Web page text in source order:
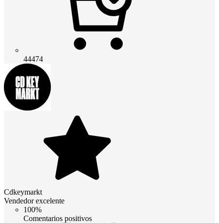
44474
Cdkeymarkt
Vendedor excelente
100%
Comentarios positivos